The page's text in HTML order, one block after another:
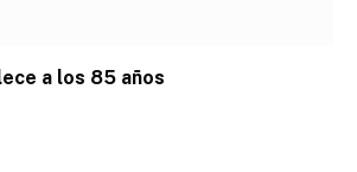
a los 85 años